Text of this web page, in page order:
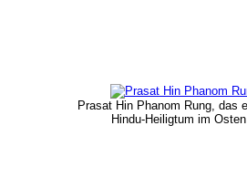
Prasat Hin Phanom Rung, das
Hindu-Heiligtum im